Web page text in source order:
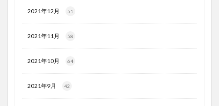
2021年12月 51
2021年11月 58
2021年10月 64
2021年9月 42